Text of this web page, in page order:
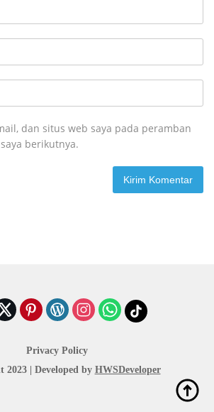
dan situs web saya pada peramban
berikutnya.
Privacy Policy
2023 | Developed by HWSDeveloper